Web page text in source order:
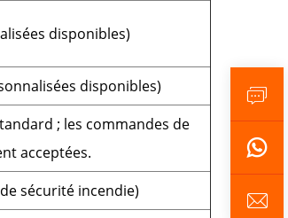
disponibles)
disponibles)
; les commandes de
acceptées.
sécurité incendie)